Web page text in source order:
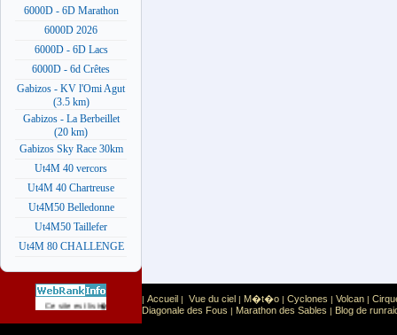
6000D - 6D Marathon
6000D 2026
6000D - 6D Lacs
6000D - 6d Crêtes
Gabizos - KV l'Omi Agut
(3.5 km)
Gabizos - La Berbeillet
(20 km)
Gabizos Sky Race 30km
Ut4M 40 vercors
Ut4M 40 Chartreuse
Ut4M50 Belledonne
Ut4M50 Taillefer
Ut4M 80 CHALLENGE
Ce site est list� dans la cat�gorie Sport :Sports extr�mes
| Accueil | Vue du ciel | M�t�o | Cyclones | Volcan |
Diagonale des Fous | Marathon des Sables | Blog de